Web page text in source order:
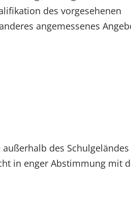
des vorgesehenen
angemessenes
des Schulgeländes
in enger Abstimmung mit